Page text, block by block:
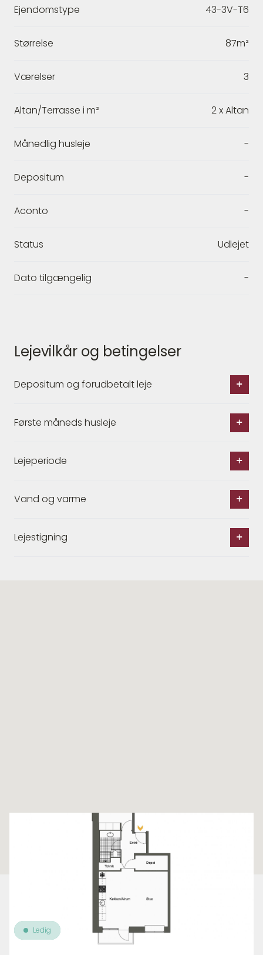
Ejendomstype 43-3V-T6
Størrelse 87m²
Værelser 3
Altan/Terrasse i m² 2 x Altan
Månedlig husleje -
Depositum -
Aconto -
Status Udlejet
Dato tilgængelig -
Lejevilkår og betingelser
Depositum og forudbetalt leje
Første måneds husleje
Lejeperiode
Vand og varme
Lejestigning
Ledig